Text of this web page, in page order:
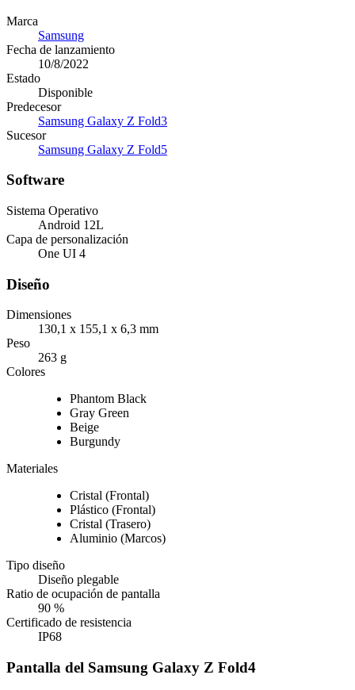
Marca
Samsung
Fecha de lanzamiento
10/8/2022
Estado
Disponible
Predecesor
Samsung Galaxy Z Fold3
Sucesor
Samsung Galaxy Z Fold5
Software
Sistema Operativo
Android 12L
Capa de personalización
One UI 4
Diseño
Dimensiones
130,1 x 155,1 x 6,3 mm
Peso
263 g
Colores
Phantom Black
Gray Green
Beige
Burgundy
Materiales
Cristal (Frontal)
Plástico (Frontal)
Cristal (Trasero)
Aluminio (Marcos)
Tipo diseño
Diseño plegable
Ratio de ocupación de pantalla
90 %
Certificado de resistencia
IP68
Pantalla del Samsung Galaxy Z Fold4